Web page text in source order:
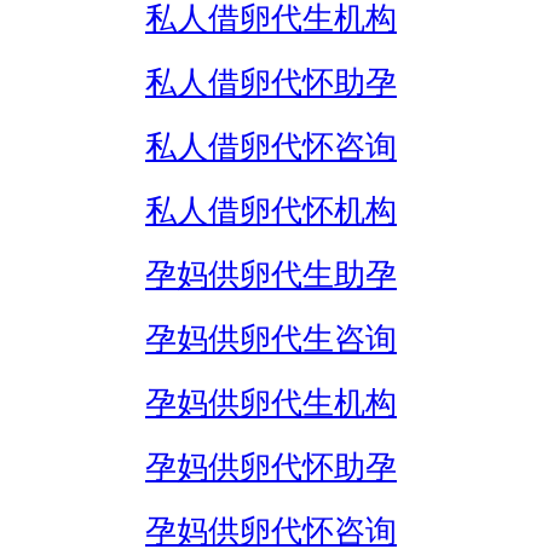
私人借卵代生机构
私人借卵代怀助孕
私人借卵代怀咨询
私人借卵代怀机构
孕妈供卵代生助孕
孕妈供卵代生咨询
孕妈供卵代生机构
孕妈供卵代怀助孕
孕妈供卵代怀咨询